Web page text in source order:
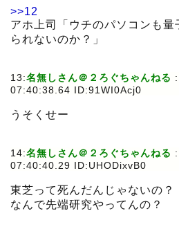
>>12
アホ上司「ウチのパソコンも量
られないのか？」
13:名無しさん＠２ろぐちゃんねる :
07:40:38.64 ID:91WI0Acj0
うそくせー
14:名無しさん＠２ろぐちゃんねる :
07:40:40.29 ID:UHODixvB0
東芝って死んだんじゃないの？
なんで先端研究やってんの？